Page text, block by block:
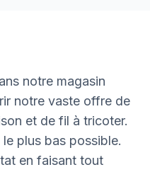
notre magasin
notre vaste offre de
et de fil à tricoter.
plus bas possible.
en faisant tout